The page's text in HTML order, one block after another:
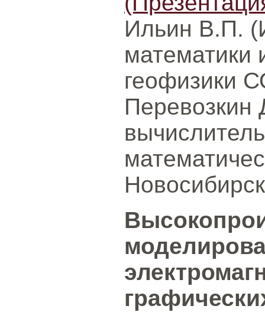
Ильин В.П.
математики
геофизики
Перевозкин